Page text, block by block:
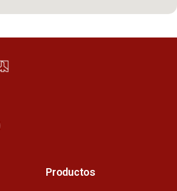
Productos